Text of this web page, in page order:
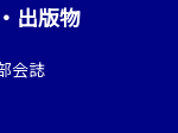
出版物
会誌